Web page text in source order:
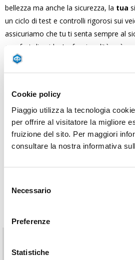
Cookie policy
Piaggio utilizza la tecnologia
per offrire al visitatore la migliore
fruizione del sito. Per maggiori
consultare la nostra informativa
delNecessario
Preferenze
Statistiche
bellezza ma anche la sicurezza, la tua
un ciclo di test e controlli rigorosi sui
assicuriamo che tu ti senta sempre al
comfort di guida. La funzionalità può
praticità può avere la sua bellezza.